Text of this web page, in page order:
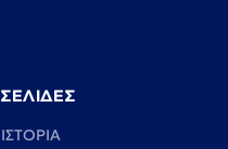
ΣΕΛΙΔΕΣ
ΙΣΤΟΡΙΑ